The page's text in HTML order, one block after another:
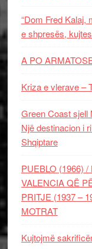
“Dom Fred Kalaj,
e shpresës,
A PO
Kriza e vlerave –
Green Coast sjell
Një destinacion i
Shqiptare
PUEBLO (1966)
VALENCIA QË
PRITJE (1937 –
MOTRAT
Kujtojmë